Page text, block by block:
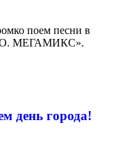
поем песни в
МЕГАМИКС».
день города!